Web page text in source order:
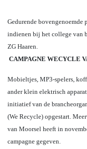
Gedurende bovengenoemde
indienen bij het college van
ZG Haaren.
CAMPAGNE WECYCLE
Mobieltjes, MP3-spelers,
ander klein elektrisch
initiatief van de
(We Recycle) opgestart.
van Moorsel heeft in
campagne gegeven.